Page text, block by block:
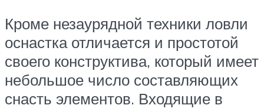
Кроме незаурядной техники ловли
оснастка отличается и простотой
своего конструктива, который имеет
небольшое число составляющих
снасть элементов. Входящие в